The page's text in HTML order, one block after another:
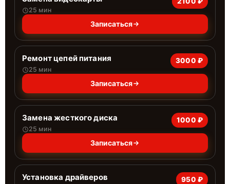
25 мин
Записаться
Ремонт цепей питания
25 мин
3000 ₽
Записаться
Замена жесткого диска
25 мин
1000 ₽
Записаться
Установка драйверов 950 ₽